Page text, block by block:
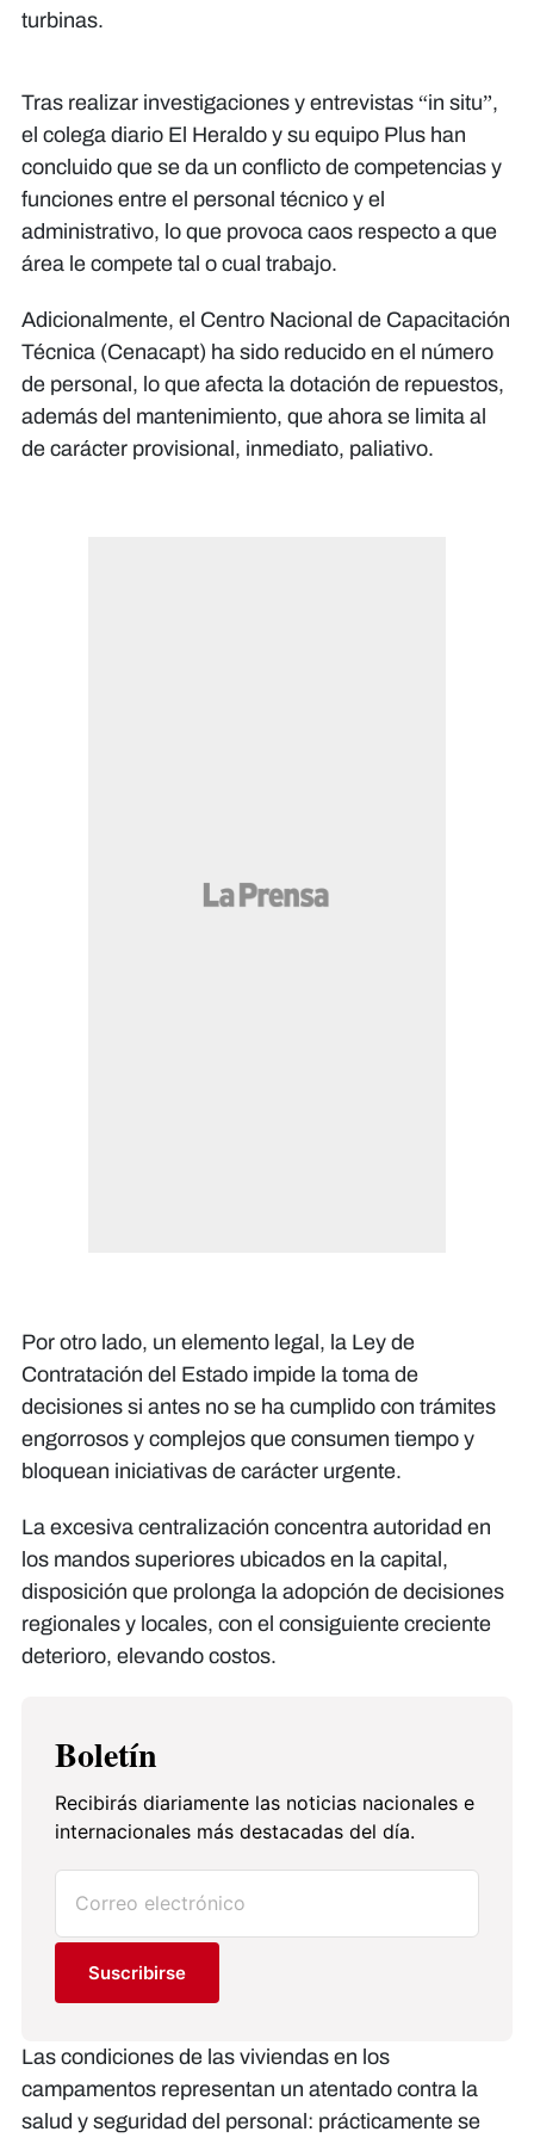
turbinas.
Tras realizar investigaciones y entrevistas “in situ”,
el colega diario El Heraldo y su equipo Plus han
concluido que se da un conflicto de competencias y
funciones entre el personal técnico y el
administrativo, lo que provoca caos respecto a que
área le compete tal o cual trabajo.
Adicionalmente, el Centro Nacional de Capacitación
Técnica (Cenacapt) ha sido reducido en el número
de personal, lo que afecta la dotación de repuestos,
además del mantenimiento, que ahora se limita al
de carácter provisional, inmediato, paliativo.
Por otro lado, un elemento legal, la Ley de
Contratación del Estado impide la toma de
decisiones si antes no se ha cumplido con trámites
engorrosos y complejos que consumen tiempo y
bloquean iniciativas de carácter urgente.
La excesiva centralización concentra autoridad en
los mandos superiores ubicados en la capital,
disposición que prolonga la adopción de decisiones
regionales y locales, con el consiguiente creciente
deterioro, elevando costos.
Boletín
Recibirás diariamente las noticias nacionales e
internacionales más destacadas del día.
Suscribirse
Las condiciones de las viviendas en los
campamentos representan un atentado contra la
salud y seguridad del personal: prácticamente se